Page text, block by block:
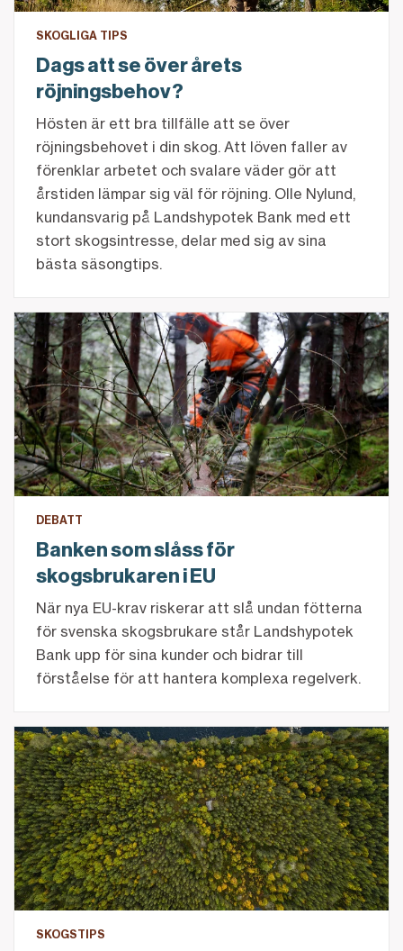
SKOGLIGA TIPS
Dags att se över årets
röjningsbehov?
Hösten är ett bra tillfälle att se över
röjningsbehovet i din skog. Att löven faller av
förenklar arbetet och svalare väder gör att
årstiden lämpar sig väl för röjning. Olle Nylund,
kundansvarig på Landshypotek Bank med ett
stort skogsintresse, delar med sig av sina
bästa säsongtips.
Banken som slåss för skogsbrukaren i EU
DEBATT
Banken som slåss för
skogsbrukaren i EU
När nya EU-krav riskerar att slå undan fötterna
för svenska skogsbrukare står Landshypotek
Bank upp för sina kunder och bidrar till
förståelse för att hantera komplexa regelverk.
Påverkar skogsfastighetens storlek finansieringen?
SKOGSTIPS